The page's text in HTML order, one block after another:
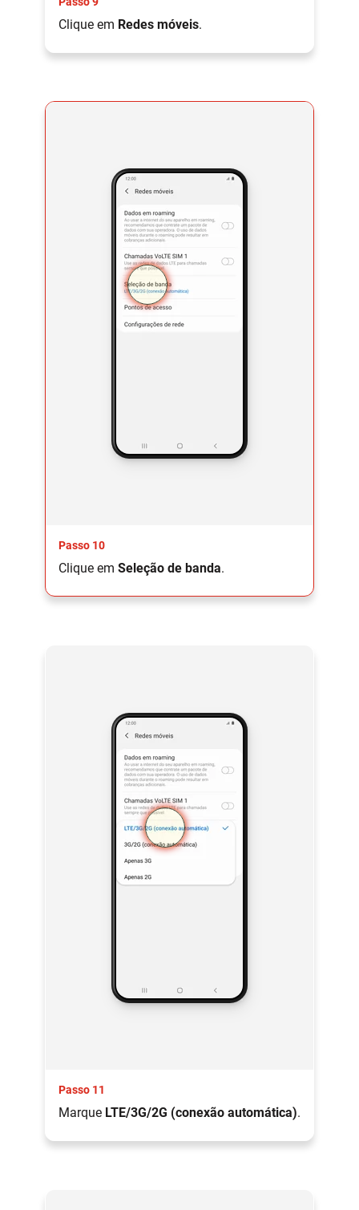
Clique em Redes móveis.
Passo 10
Clique em Seleção de banda.
Passo 11
Marque LTE/3G/2G (conexão automática).